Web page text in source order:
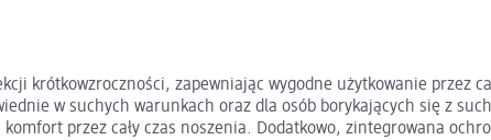
krótkowzroczności, zapewniając wygodne użytkowanie przez
w suchych warunkach oraz dla osób borykających się z
przez cały czas noszenia. Dodatkowo, zintegrowana